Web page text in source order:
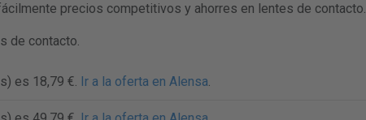
precios competitivos y ahorres en lentes de contacto.
de contacto.
es 18,79 €. Ir a la oferta en Alensa.